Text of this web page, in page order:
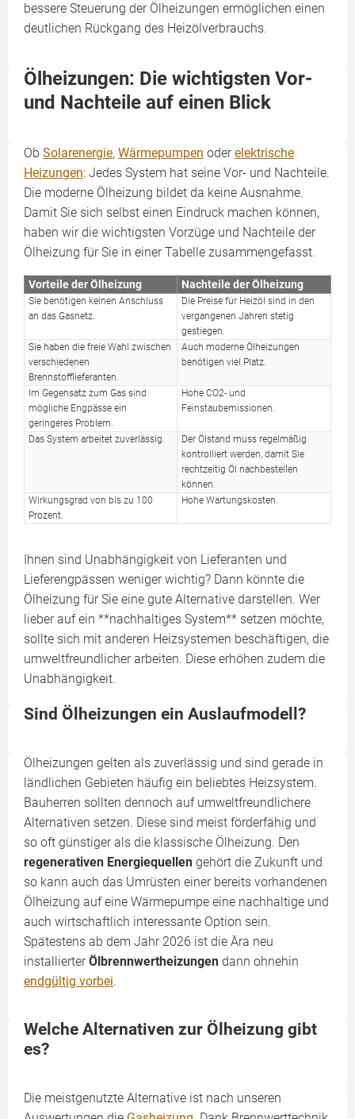
bessere Steuerung der Ölheizungen ermöglichen einen
deutlichen Rückgang des Heizölverbrauchs.
Ölheizungen: Die wichtigsten Vor-
und Nachteile auf einen Blick
Ob Solarenergie, Wärmepumpen oderelektrische
Heizungen: Jedes System hat seine Vor- und Nachteile.
Die moderne Ölheizung bildet da keine Ausnahme.
Damit Sie sich selbst einen Eindruck machen können,
haben wir die wichtigsten Vorzüge und Nachteile der
Ölheizung für Sie in einer Tabelle zusammengefasst.
Vorteile der Ölheizung Nachteile der Ölheizung
Sie benötigen keinen Anschluss
an das Gasnetz.
Die Preise für Heizöl sind in den
vergangenen Jahren stetig
gestiegen.
Sie haben die freie Wahl zwischen
verschiedenen
Brennstofflieferanten.
Auch moderne Ölheizungen
benötigen viel Platz.
Im Gegensatz zum Gas sind
mögliche Engpässe ein
geringeres Problem.
Hohe CO2- und
Feinstaubemissionen.
Das System arbeitet zuverlässig.
Der Ölstand muss regelmäßig
kontrolliert werden, damit Sie
rechtzeitig Öl nachbestellen
können.
Wirkungsgrad von bis zu 100
Prozent.
Hohe Wartungskosten.
Ihnen sind Unabhängigkeit von Lieferanten und
Lieferengpässen weniger wichtig? Dann könnte die
Ölheizung für Sie eine gute Alternative darstellen. Wer
lieber auf ein **nachhaltiges System** setzen möchte,
sollte sich mit anderen Heizsystemen beschäftigen, die
umweltfreundlicher arbeiten. Diese erhöhen zudem die
Unabhängigkeit.
Sind Ölheizungen ein Auslaufmodell?
Ölheizungen gelten als zuverlässig und sind gerade in
ländlichen Gebieten häufig ein beliebtes Heizsystem.
Bauherren sollten dennoch auf umweltfreundlichere
Alternativen setzen. Diese sind meist förderfähig und
so oft günstiger als die klassische Ölheizung. Den
regenerativen Energiequellen gehört die Zukunft und
so kann auch das Umrüsten einer bereits vorhandenen
Ölheizung auf eine Wärmepumpe eine nachhaltige und
auch wirtschaftlich interessante Option sein.
Spätestens ab dem Jahr 2026 ist die Ära neu
installierterÖlbrennwertheizungen dann ohnehin
endgültig vorbei.
Welche Alternativen zur Ölheizung gibt
es?
Die meistgenutzte Alternative ist nach unseren